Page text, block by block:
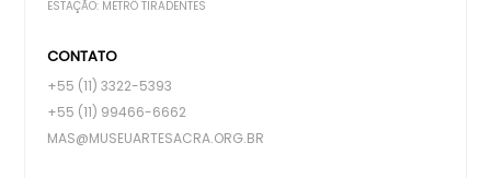
ESTAÇÃO: METRÔ TIRADENTES
CONTATO
+55 (11) 3322-5393
+55 (11) 99466-6662
MAS@MUSEUARTESACRA.ORG.BR